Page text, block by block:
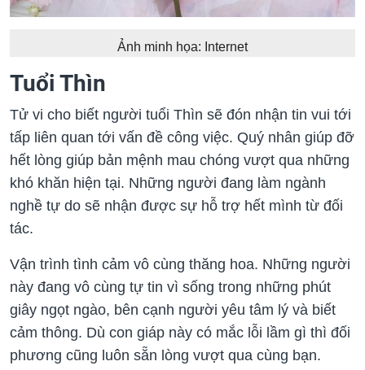
Ảnh minh họa: Internet
Tuổi Thìn
Tử vi cho biết người tuổi Thìn sẽ đón nhận tin vui tới
tấp liên quan tới vấn đề công việc. Quý nhân giúp đỡ
hết lòng giúp bản mệnh mau chóng vượt qua những
khó khăn hiện tại. Những người đang làm ngành
nghề tự do sẽ nhận được sự hỗ trợ hết mình từ đối
tác.
Vận trình tình cảm vô cùng thăng hoa. Những người
này đang vô cùng tự tin vì sống trong những phút
giây ngọt ngào, bên cạnh người yêu tâm lý và biết
cảm thông. Dù con giáp này có mắc lỗi lầm gì thì đối
phương cũng luôn sẵn lòng vượt qua cùng bạn.